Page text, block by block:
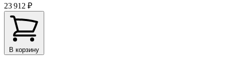
23 912 ₽
В корзину